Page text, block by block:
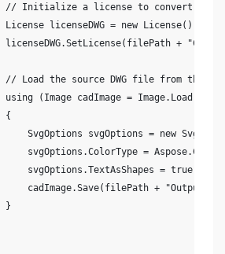
// Initialize a license to convert DWG
License licenseDWG = new License();
licenseDWG.SetLicense(filePath +
// Load the source DWG file from the
using (Image cadImage =
{
SvgOptions svgOptions = new
svgOptions.ColorType =
svgOptions.TextAsShapes = true;
cadImage.Save(filePath +
}